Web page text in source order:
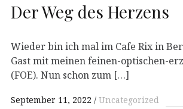
Der Weg des Herzens
Wieder bin ich mal im Cafe Rix in
Gast mit meinen feinen-optischen-
(FOE). Nun schon zum […]
September 11, 2022 Uncategorized